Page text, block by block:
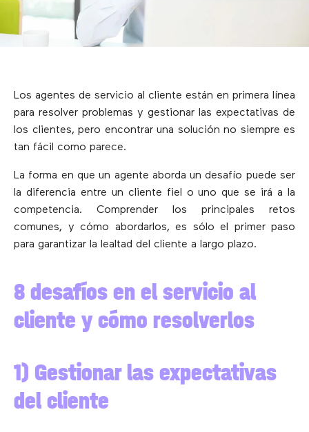
Los agentes de servicio al cliente están en primera línea
para resolver problemas y gestionar las expectativas de
los clientes, pero encontrar una solución no siempre es
tan fácil como parece.
La forma en que un agente aborda un desafío puede ser
la diferencia entre un cliente fiel o uno que se irá a la
competencia. Comprender los principales retos
comunes, y cómo abordarlos, es sólo el primer paso
para garantizar la lealtad del cliente a largo plazo.
8 desafíos en el servicio al
cliente y cómo resolverlos
1) Gestionar las expectativas
del cliente